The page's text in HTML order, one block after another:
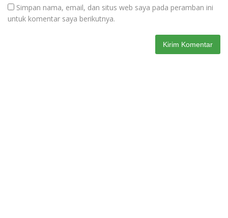
Simpan nama, email, dan situs web saya pada peramban ini
untuk komentar saya berikutnya.